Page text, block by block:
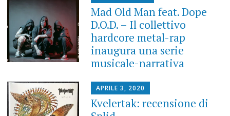
Mad Old Man feat. Dope
D.O.D. – Il collettivo
hardcore metal-rap
inaugura una serie
musicale-narrativa
APRILE 3, 2020
Kvelertak: recensione di